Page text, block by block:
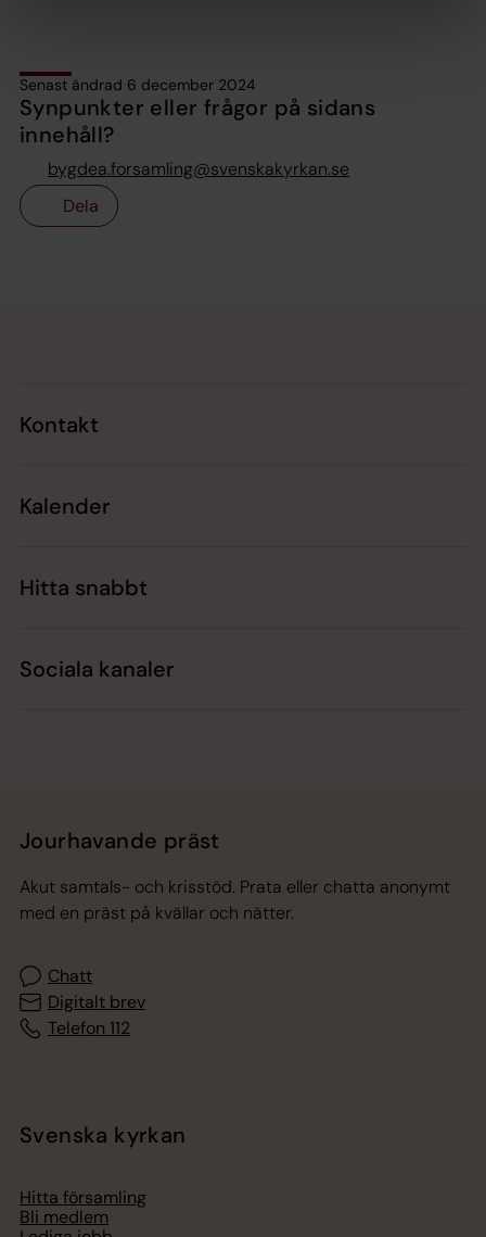
Senast ändrad 6 december 2024
Synpunkter eller frågor på sidans
innehåll?
bygdea.forsamling@svenskakyrkan.se
Dela
Kontakt
Kalender
Hitta snabbt
Sociala kanaler
Jourhavande präst
Akut samtals- och krisstöd. Prata eller chatta anonymt
med en präst på kvällar och nätter.
Chatt
Digitalt brev
Telefon 112
Svenska kyrkan
Hitta församling
Bli medlem